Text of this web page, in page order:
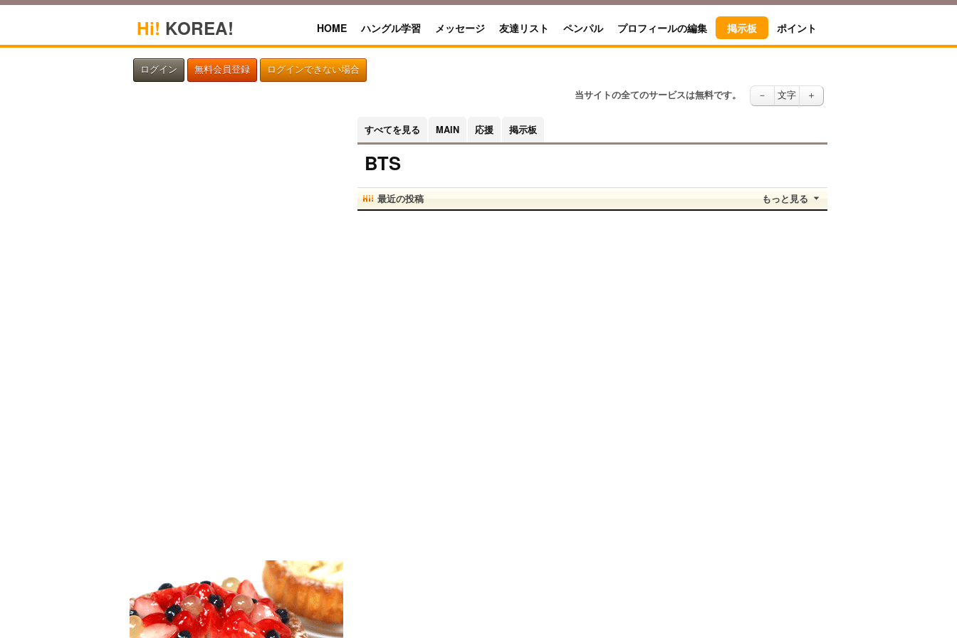
Hi! KOREA! HOME ハングル学習 メッセージ 友達リスト ペンパル プロフィールの編集 掲示板 ポイント
ログイン 無料会員登録 ログインできない場合
当サイトの全てのサービスは無料です。 － 文字 ＋
すべてを見る MAIN 応援 掲示板
BTS
もっと見る
最近の投稿